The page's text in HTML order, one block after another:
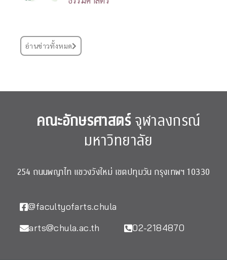
อ่านข่าวทั้งหมด
คณะอักษรศาสตร์จุฬาลงกรณ์
มหาวิทยาลัย
254 ถนนพญาไท แขวงวังใหม่ เขตปทุมวัน กรุงเทพฯ 10330
@facultyofarts.chula
arts@chula.ac.th
02-2184870